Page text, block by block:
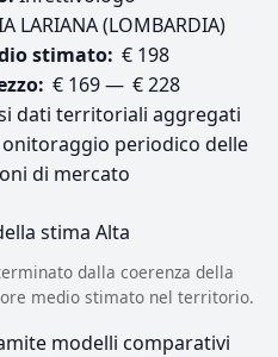
LARIANA (LOMBARDIA)
stimato: € 198
€ 169 — € 228
dati territoriali aggregati
periodico delle
di mercato
stima Alta
dalla coerenza della
medio stimato nel territorio.
modelli comparativi